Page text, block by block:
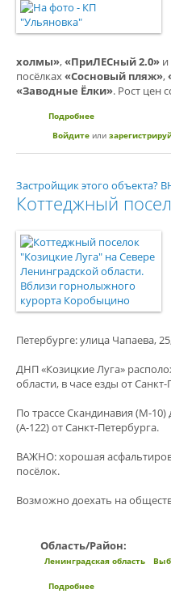
холмы»,«ПриЛЕСный 2.0» и
посёлках«Сосновый пляж»,
«Заводные Ёлки». Рост цен
Подробнее
повышении цен
Войдите или
Застройщик этого
Коттеджный
Петербурге: улица Чапаева,
ДНП «Козицкие Луга»
области, в часе езды от Санкт-
По трассе Скандинавия (М-
(А-122) от Санкт-Петербурга.⁣⁣⠀
ВАЖНО: хорошая
посёлок.⁣⁣⠀
Возможно доехать на
Область/Район:
Ленинградская область
Подробнее